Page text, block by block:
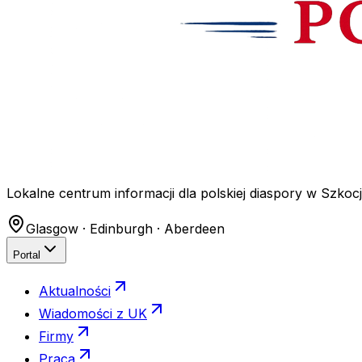
Lokalne centrum informacji dla polskiej diaspory w
Glasgow · Edinburgh · Aberdeen
Portal
Aktualności
Wiadomości z UK
Firmy
Praca